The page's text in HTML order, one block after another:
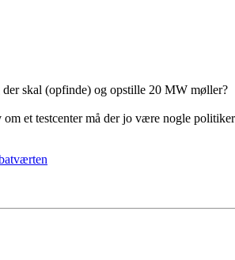
skal (opfinde) og opstille 20 MW møller?
et testcenter må der jo være nogle